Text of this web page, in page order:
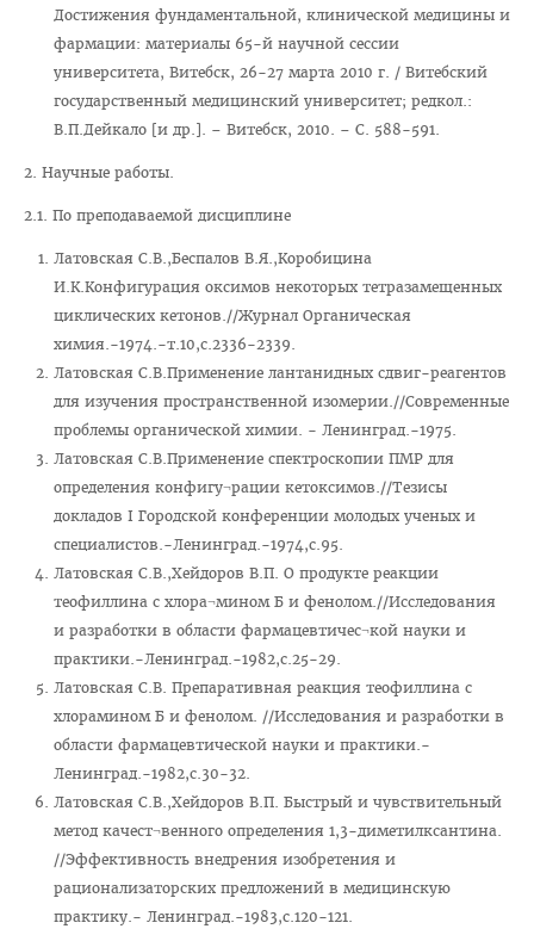
О трудоустройстве
Правила пребывания иностранных граждан на территории
Достижения фундаментальной, клинической медицины и
фармации: материалы 65-й научной сессии
университета, Витебск, 26-27 марта 2010 г. / Витебский
государственный медицинский университет; редкол.:
В.П.Дейкало [и др.]. – Витебск, 2010. – С. 588-591.
2. Научные работы.
2.1. По преподаваемой дисциплине
Латовская С.В.,Беспалов В.Я.,Коробицина
И.К.Конфигурация оксимов некоторых тетразамещенных
циклических кетонов.//Журнал Органическая
химия.-1974.-т.10,с.2336-2339.
Латовская С.В.Применение лантанидных сдвиг-реагентов
для изучения пространственной изомерии.//Современные
проблемы органической химии. - Ленинград.-1975.
Латовская С.В.Применение спектроскопии ПМР для
определения конфигу¬рации кетоксимов.//Тезисы
докладов I Городской конференции молодых ученых и
специалистов.-Ленинград.-1974,с.95.
Латовская С.В.,Хейдоров В.П. О продукте реакции
теофиллина с хлора¬мином Б и фенолом.//Исследования
и разработки в области фармацевтичес¬кой науки и
практики.-Ленинград.-1982,с.25-29.
Латовская С.В. Препаративная реакция теофиллина с
хлорамином Б и фенолом. //Исследования и разработки в
области фармацевтической науки и практики.-
Ленинград.-1982,с.30-32.
Латовская С.В.,Хейдоров В.П. Быстрый и чувствительный
метод качест¬венного определения 1,3-диметилксантина.
//Эффективность внедрения изобретения и
рационализаторских предложений в медицинскую
практику.- Ленинград.-1983,с.120-121.